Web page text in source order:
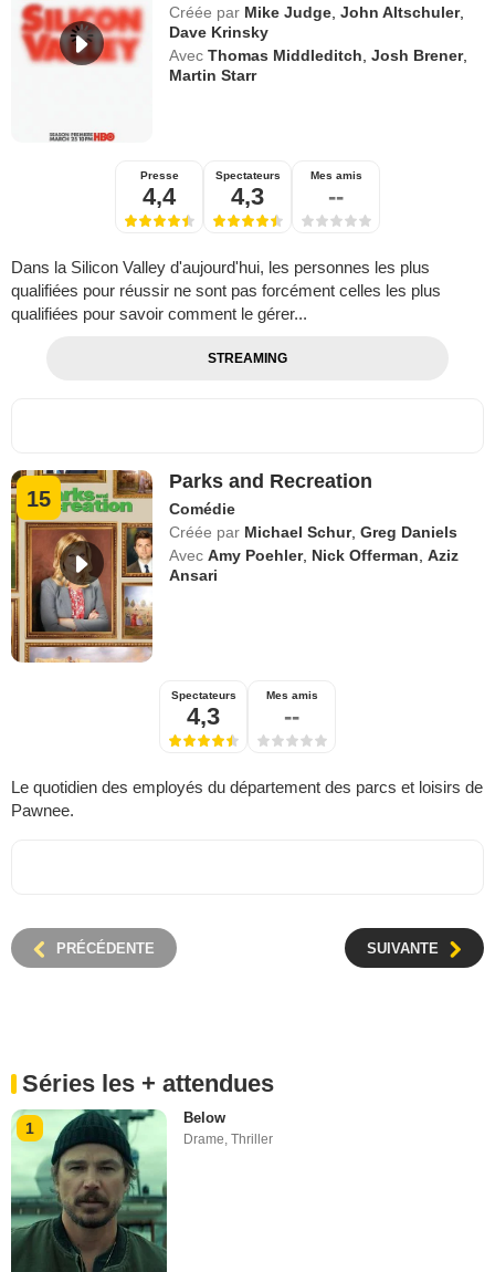
Créée par Mike Judge,John Altschuler,
Dave Krinsky
Avec Thomas Middleditch,Josh Brener,
Martin Starr
Presse
4,4
Spectateurs
4,3
Mes amis
--
Dans la Silicon Valley d'aujourd'hui, les personnes les plus
qualifiées pour réussir ne sont pas forcément celles les plus
qualifiées pour savoir comment le gérer...
STREAMING
15
Parks and Recreation
Comédie
Créée par Michael Schur,Greg Daniels
Avec Amy Poehler, Nick Offerman,Aziz
Ansari
Spectateurs
4,3
Mes amis
--
Le quotidien des employés du département des parcs et loisirs de
Pawnee.
PRÉCÉDENTE SUIVANTE
Séries les + attendues
1
Below
Drame,Thriller